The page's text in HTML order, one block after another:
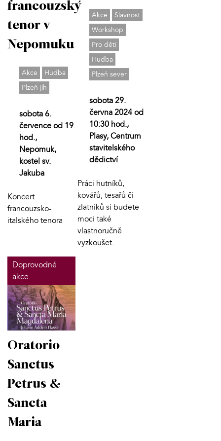
francouzský
tenor v
Nepomuku
Akce
Hudba
Plzeň jih
sobota 6.
července od 19
hod.,
Nepomuk,
kostel sv.
Jakuba
Koncert
francouzsko-
italského tenora
Akce
Slavnost
Workshop
Pro děti
Hudba
Plzeň sever
sobota 29.
června 2024 od
10:30 hod.,
Plasy, Centrum
stavitelského
dědictví
Práci hutníků,
kovářů, tesařů či
zlatníků si budete
moci také
vlastnoručně
vyzkoušet.
Doprovodné
akce
Oratorio
Sanctus
Petrus &
Sancta
Maria